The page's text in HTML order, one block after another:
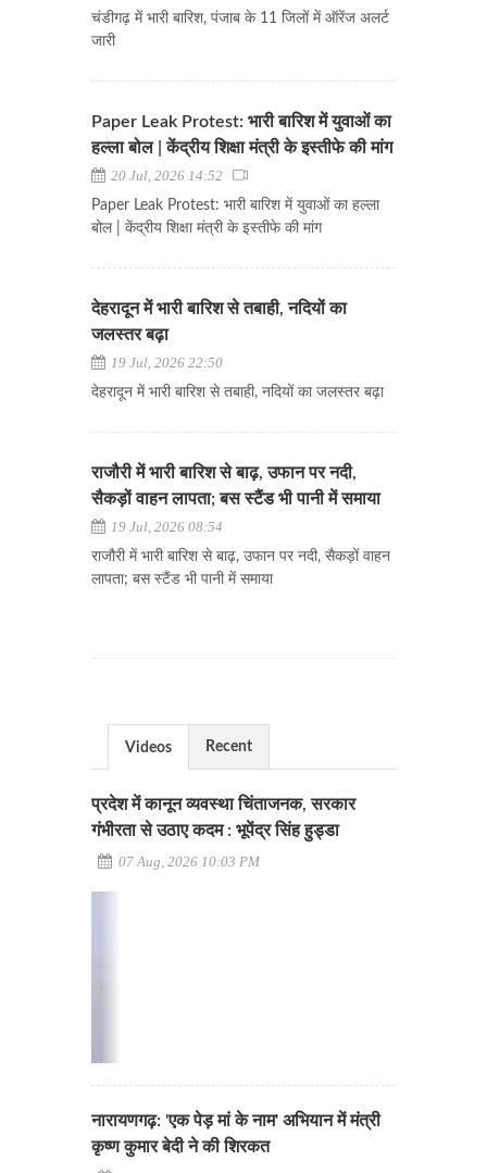
चंडीगढ़ में भारी बारिश, पंजाब के 11 जिलों में ऑरेंज अलर्ट
जारी
Paper Leak Protest: भारी बारिश में युवाओं का
हल्ला बोल | केंद्रीय शिक्षा मंत्री के इस्तीफे की मांग
20 Jul, 2026 14:52
Paper Leak Protest: भारी बारिश में युवाओं का हल्ला
बोल | केंद्रीय शिक्षा मंत्री के इस्तीफे की मांग
देहरादून में भारी बारिश से तबाही, नदियों का
जलस्तर बढ़ा
19 Jul, 2026 22:50
देहरादून में भारी बारिश से तबाही, नदियों का जलस्तर बढ़ा
राजौरी में भारी बारिश से बाढ़, उफान पर नदी,
सैकड़ों वाहन लापता; बस स्टैंड भी पानी में समाया
19 Jul, 2026 08:54
राजौरी में भारी बारिश से बाढ़, उफान पर नदी, सैकड़ों वाहन
लापता; बस स्टैंड भी पानी में समाया
Videos Recent
प्रदेश में कानून व्यवस्था चिंताजनक, सरकार
गंभीरता से उठाए कदम : भूपेंद्र सिंह हुड्डा
07 Aug, 2026 10:03 PM
नारायणगढ़: 'एक पेड़ मां के नाम' अभियान में मंत्री
कृष्ण कुमार बेदी ने की शिरकत